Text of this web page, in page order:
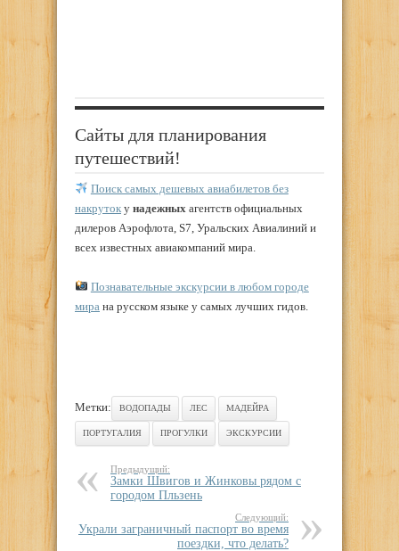
Сайты для планирования
путешествий!
Поиск самых дешевых авиабилетов без
накруток у надежных агентств официальных
дилеров Аэрофлота, S7, Уральских Авиалиний и
всех известных авиакомпаний мира.
Познавательные экскурсии в любом городе
мира на русском языке у самых лучших гидов.
Метки: ВОДОПАДЫ ЛЕС МАДЕЙРА
ПОРТУГАЛИЯ ПРОГУЛКИ ЭКСКУРСИИ
Предыдущий:
Замки Швигов и Жинковы рядом с
городом Пльзень
Следующий:
Украли заграничный паспорт во время
поездки, что делать?